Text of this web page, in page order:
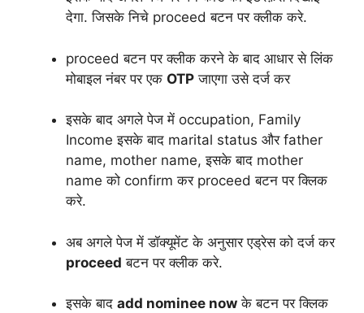
देगा. जिसके निचे proceed बटन पर क्लीक करे.
proceed बटन पर क्लीक करने के बाद आधार से लिंक
मोबाइल नंबर पर एक OTP जाएगा उसे दर्ज कर
इसके बाद अगले पेज में occupation, Family
Income इसके बाद marital status और father
name, mother name, इसके बाद mother
name को confirm कर proceed बटन पर क्लिक
करे.
अब अगले पेज में डॉक्यूमेंट के अनुसार एड्रेस को दर्ज कर
proceed बटन पर क्लीक करे.
इसके बाद add nominee now के बटन पर क्लिक